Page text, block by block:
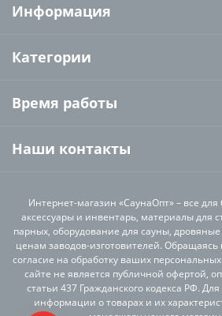
Информация
Категории
Время работы
Наши контакты
Интернет-магазин «СаунаОпт» – все
аксессуары и инвентарь, материалы для
парных, оборудование для сауны,
ценам заводов-изготовителей.
согласие на обработку ваших
сайте не является публичной офертой,
статьи 437 Гражданского кодекса РФ.
информации о товарах и их